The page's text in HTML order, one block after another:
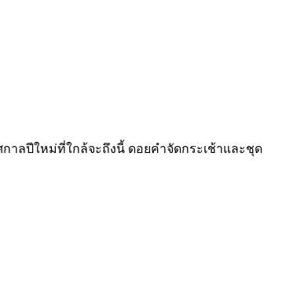
ลปีใหม่ที่ใกล้จะถึงนี้ ดอยคำจัดกระเช้าและชุด